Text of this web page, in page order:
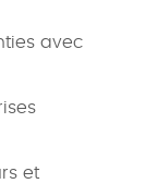
avec
et